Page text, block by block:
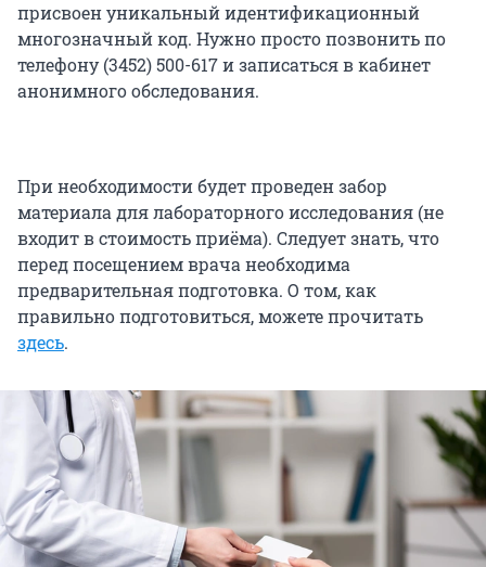
присвоен уникальный идентификационный
многозначный код. Нужно просто позвонить по
телефону (3452) 500-617 и записаться в кабинет
анонимного обследования.
При необходимости будет проведен забор
материала для лабораторного исследования (не
входит в стоимость приёма). Следует знать, что
перед посещением врача необходима
предварительная подготовка. О том, как
правильно подготовиться, можете прочитать
здесь.